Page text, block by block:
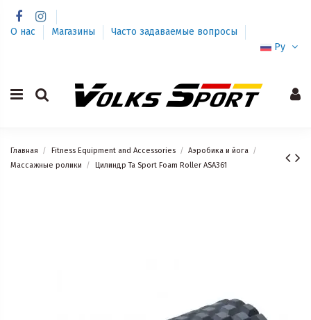
О нас Магазины
Часто задаваемые вопросы
Ру
Главная Fitness Equipment and Accessories
Аэробика и йога
Массажные ролики
Цилиндр Ta Sport Foam Roller ASA361